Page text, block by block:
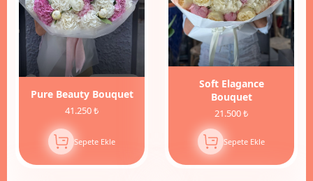
Pure Beauty Bouquet
41.250 ₺
Sepete Ekle
Soft Elagance
Bouquet
21.500 ₺
Sepete Ekle